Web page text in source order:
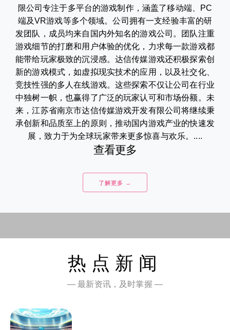
限公司专注于多平台的游戏制作，涵盖了移动端、PC
端及VR游戏等多个领域。公司拥有一支经验丰富的研
发团队，成员均来自国内外知名的游戏公司。团队注重
游戏细节的打磨和用户体验的优化，力求每一款游戏都
能带给玩家极致的沉浸感。达信传媒游戏还积极探索创
新的游戏模式，如虚拟现实技术的应用，以及社交化、
竞技性强的多人在线游戏。这些探索不仅让公司在行业
中独树一帜，也赢得了广泛的玩家认可和市场份额。未
来，江苏省南京市达信传媒游戏开发有限公司将继续秉
承创新和品质至上的原则，推动国内游戏产业的快速发
展，致力于为全球玩家带来更多惊喜与欢乐。....
查看更多
了解更多 →
热点新闻
— 最新资讯，及时掌握 —